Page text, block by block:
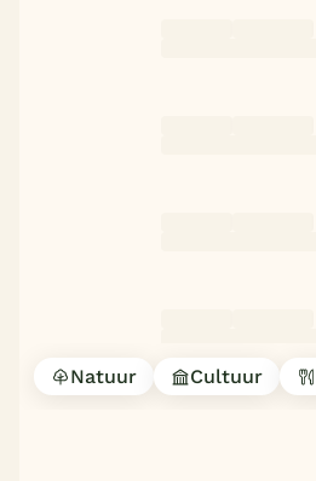
Natuur Cultuur